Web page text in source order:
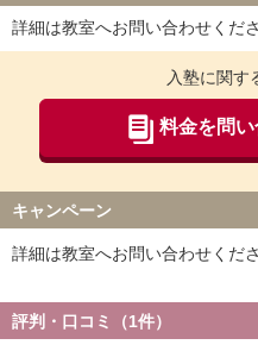
詳細は教室へお問い合わせくださ
入塾に関す
料金を問い
キャンペーン
詳細は教室へお問い合わせくださ
評判・口コミ（1件）